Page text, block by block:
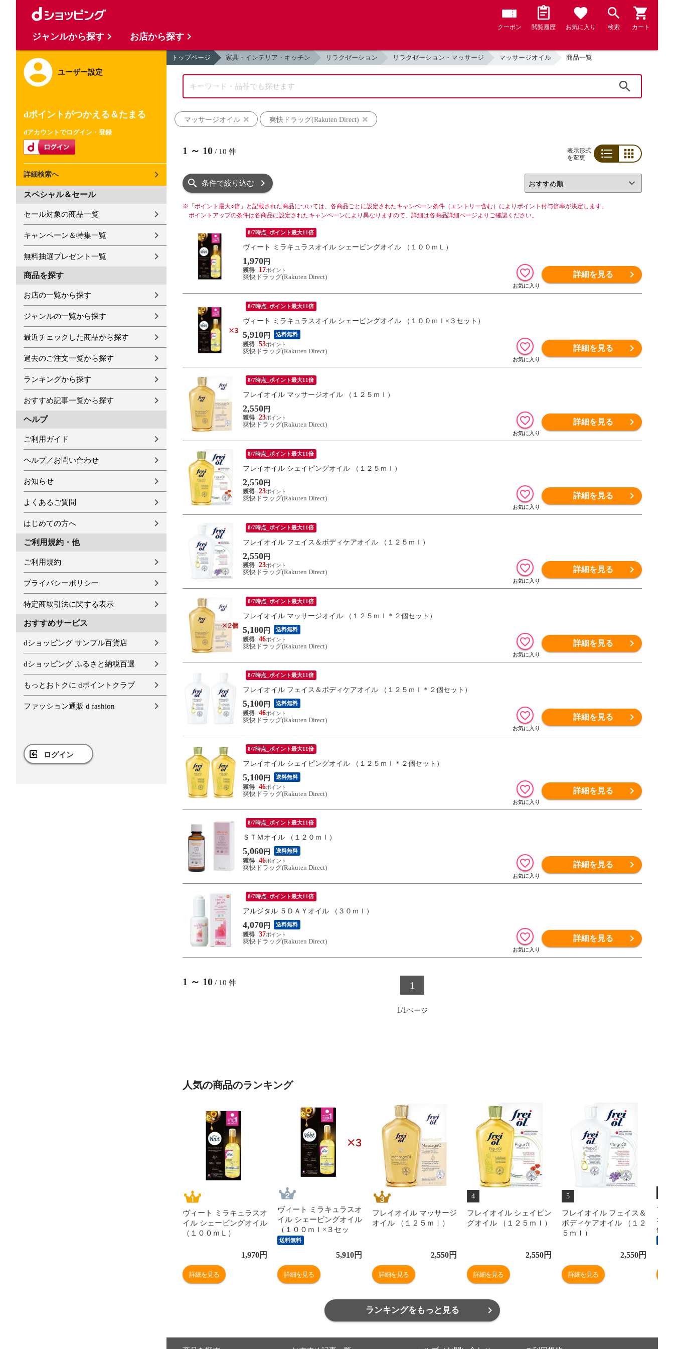
クーポン 閲覧履歴 お気に入り 検索 カート
ユーザー設定
dポイントがつかえる＆たまる
dアカウントでログイン・登録
詳細検索へ
スペシャル＆セール
セール対象の商品一覧
キャンペーン＆特集一覧
無料抽選プレゼント一覧
商品を探す
お店の一覧から探す
ジャンルの一覧から探す
最近チェックした商品から探す
過去のご注文一覧から探す
ランキングから探す
おすすめ記事一覧から探す
ヘルプ
ご利用ガイド
ヘルプ／お問い合わせ
お知らせ
よくあるご質問
はじめての方へ
ご利用規約・他
ご利用規約
プライバシーポリシー
特定商取引法に関する表示
おすすめサービス
dショッピング サンプル百貨店
dショッピング ふるさと納税百選
もっとおトクに dポイントクラブ
ファッション通販 d fashion
ログイン
トップページ 家具・インテリア・キッチン リラクゼーション リラクゼーション・マッサージ マッサージオイル 商品一覧
マッサージオイル 爽快ドラッグ(Rakuten Direct)
1 ～ 10 / 10 件
表示形式
を変更
条件で絞り込む
※ 「ポイント最大○倍」と記載された商品については、各商品ごとに設定されたキャンペーン条件（エントリー含む）によりポイント付与倍率が決定します。
ポイントアップの条件は各商品に設定されたキャンペーンにより異なりますので、詳細は各商品詳細ページよりご確認ください。
8/7時点_ポイント最大11倍
ヴィート ミラキュラスオイル シェービングオイル （１００ｍＬ）
1,970 円
17
爽快ドラッグ(Rakuten Direct)
詳細を見る
8/7時点_ポイント最大11倍
ヴィート ミラキュラスオイル シェービングオイル （１００ｍｌ×３セット）
5,910 円 送料無料
53
爽快ドラッグ(Rakuten Direct)
詳細を見る
8/7時点_ポイント最大11倍
フレイオイル マッサージオイル （１２５ｍｌ）
2,550 円
23
爽快ドラッグ(Rakuten Direct)
詳細を見る
8/7時点_ポイント最大11倍
フレイオイル シェイピングオイル （１２５ｍｌ）
2,550 円
23
爽快ドラッグ(Rakuten Direct)
詳細を見る
8/7時点_ポイント最大11倍
フレイオイル フェイス＆ボディケアオイル （１２５ｍｌ）
2,550 円
23
爽快ドラッグ(Rakuten Direct)
詳細を見る
8/7時点_ポイント最大11倍
フレイオイル マッサージオイル （１２５ｍｌ＊２個セット）
5,100 円 送料無料
46
爽快ドラッグ(Rakuten Direct)
詳細を見る
8/7時点_ポイント最大11倍
フレイオイル フェイス＆ボディケアオイル （１２５ｍｌ＊２個セット）
5,100 円 送料無料
46
爽快ドラッグ(Rakuten Direct)
詳細を見る
8/7時点_ポイント最大11倍
フレイオイル シェイピングオイル （１２５ｍｌ＊２個セット）
5,100 円 送料無料
46
爽快ドラッグ(Rakuten Direct)
詳細を見る
8/7時点_ポイント最大11倍
ＳＴＭオイル （１２０ｍｌ）
5,060 円 送料無料
46
爽快ドラッグ(Rakuten Direct)
詳細を見る
8/7時点_ポイント最大11倍
アルジタル ５ＤＡＹオイル （３０ｍｌ）
4,070 円 送料無料
37
爽快ドラッグ(Rakuten Direct)
詳細を見る
1 ～ 10 / 10 件 1
1/1
人気の商品のランキング
ヴィート ミラキュラスオ
イル シェービングオイル
（１００ｍＬ）
1,970円
詳細を見る
ヴィート ミラキュラスオ
イル シェービングオイル
（１００ｍｌ×３セッ
ト）
送料無料
5,910円
詳細を見る
フレイオイル マッサージ
オイル （１２５ｍｌ）
2,550円
詳細を見る
4
フレイオイル シェイピン
グオイル （１２５ｍｌ）
2,550円
詳細を見る
5
フレイオイル フェイス＆
ボディケアオイル （１２
５ｍｌ）
2,550円
詳細を見る
フレ
オイ
個セ
ランキングをもっと見る
ジャンルから探す お店から探す